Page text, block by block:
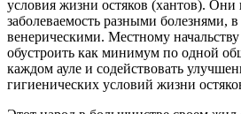
условия жизни остяков (хантов).
заболеваемость разными болезнями,
венерическими. Местному
обустроить как минимум по одной
каждом ауле и содействовать
гигиенических условий жизни